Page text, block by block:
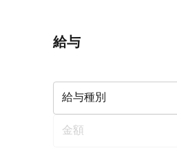
給与